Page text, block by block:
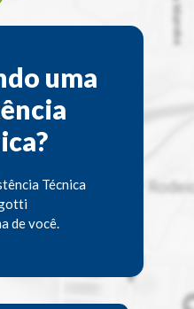
uma
Técnica
de você.